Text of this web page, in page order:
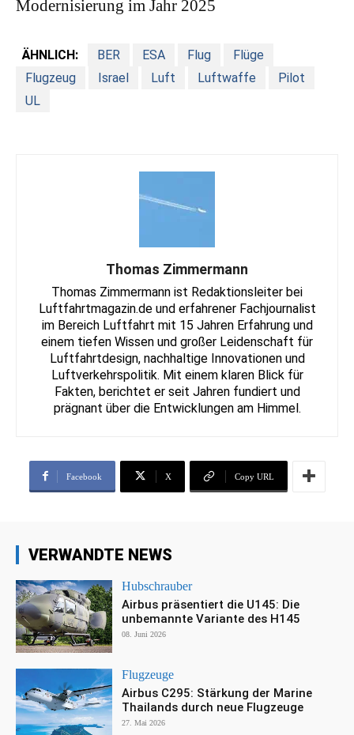
Modernisierung im Jahr 2025
ÄHNLICH: BER ESA Flug
Flüge
Flugzeug
Israel Luft Luftwaffe
Pilot
UL
Thomas Zimmermann
Thomas Zimmermann ist Redaktionsleiter bei
Luftfahrtmagazin.de und erfahrener Fachjournalist
im Bereich Luftfahrt mit 15 Jahren Erfahrung und
einem tiefen Wissen und großer Leidenschaft für
Luftfahrtdesign, nachhaltige Innovationen und
Luftverkehrspolitik. Mit einem klaren Blick für
Fakten, berichtet er seit Jahren fundiert und
prägnant über die Entwicklungen am Himmel.
Facebook X Copy URL
VERWANDTE NEWS
Hubschrauber
Airbus präsentiert die U145: Die
unbemannte Variante des H145
08. Juni 2026
Flugzeuge
Airbus C295: Stärkung der Marine
Thailands durch neue Flugzeuge
27. Mai 2026